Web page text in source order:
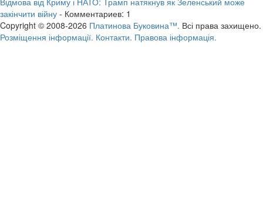
закінчити війну - Комментариев: 1
Copyright © 2008-2026 Платинова Буковина™. Всі права захищено.
Розміщення інформації. Контакти. Правова інформація.